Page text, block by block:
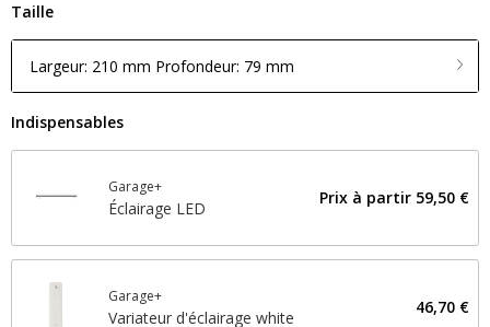
Taille
Largeur: 210 mm Profondeur: 79 mm
Indispensables
Garage+
Éclairage LED
Prix ​​à partir 59,50 €
Garage+
Variateur d'éclairage white
46,70 €